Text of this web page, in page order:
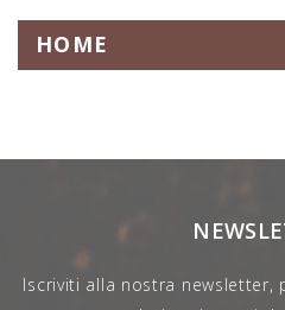
HOME
Iscriviti alla nostra